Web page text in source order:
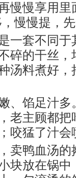
慢慢享用
慢慢提，
一套不同
碎的干丝
汤料煮好
、馅足汁
老主顾都
咬猛了汁
卖鸭血汤
块放在锅